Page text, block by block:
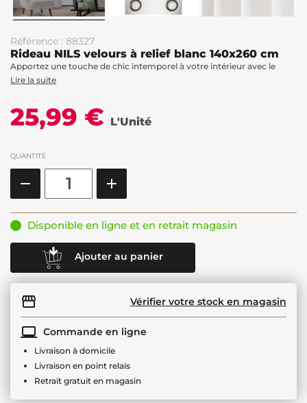
Référence : 88327
Rideau NILS velours à relief blanc 140x260 cm
Apportez une touche de chic intemporel à votre intérieur avec le
Lire la suite
25,99 € L'Unité
QUANTITÉ
Disponible en ligne et en retrait magasin
Ajouter au panier
Vérifier votre stock en magasin
Commande en ligne
Livraison à domicile
Livraison en point relais
Retrait gratuit en magasin